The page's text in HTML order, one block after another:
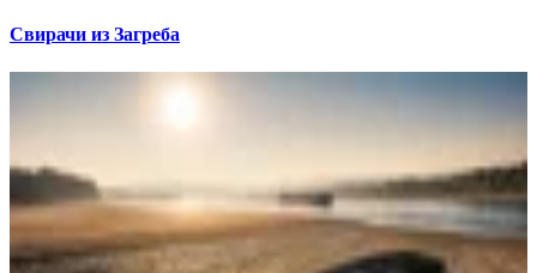
Свирачи из Загреба